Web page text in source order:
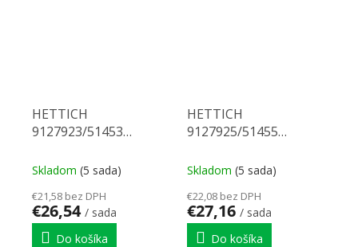
HETTICH
9127923/51453
Skladom (5 sada)
€21,58 bez DPH
€26,54 / sada
Do košíka
HETTICH
9127925/51455
Skladom (5 sada)
€22,08 bez DPH
€27,16 / sada
Do košíka